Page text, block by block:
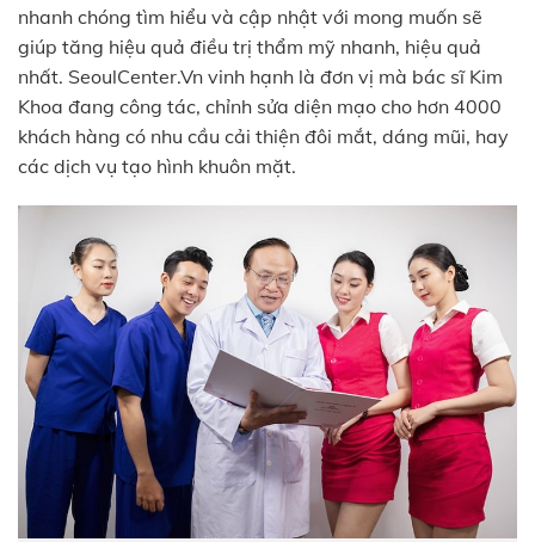
nhanh chóng tìm hiểu và cập nhật với mong muốn sẽ
giúp tăng hiệu quả điều trị thẩm mỹ nhanh, hiệu quả
nhất. SeoulCenter.Vn vinh hạnh là đơn vị mà bác sĩ Kim
Khoa đang công tác, chỉnh sửa diện mạo cho hơn 4000
khách hàng có nhu cầu cải thiện đôi mắt, dáng mũi, hay
các dịch vụ tạo hình khuôn mặt.